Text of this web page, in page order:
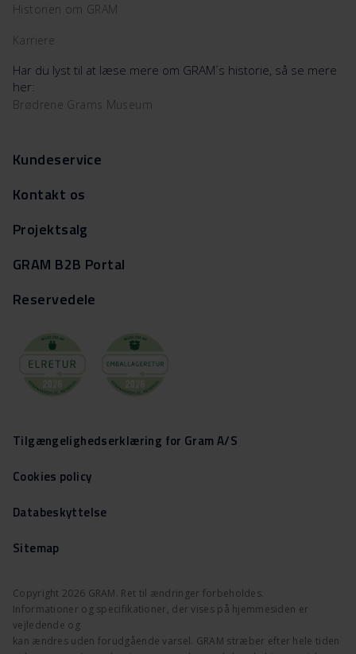
Historien om GRAM
Karriere
Har du lyst til at læse mere om GRAM´s historie, så se mere
her:
Brødrene Grams Museum
Kundeservice
Kontakt os
Projektsalg
GRAM B2B Portal
Reservedele
Copyright 2026 GRAM. Ret til ændringer forbeholdes.
Informationer og specifikationer, der vises på hjemmesiden er
vejledende og
kan ændres uden forudgående varsel. GRAM stræber efter hele tiden
Tilgængelighedserklæring for Gram A/S
Cookies policy
Databeskyttelse
Sitemap